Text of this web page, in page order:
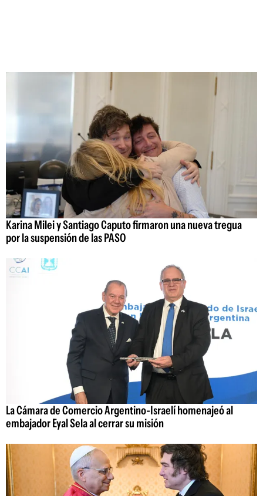
Karina Milei y Santiago Caputo firmaron una nueva tregua
por la suspensión de las PASO
La Cámara de Comercio Argentino-Israelí homenajeó al
embajador Eyal Sela al cerrar su misión